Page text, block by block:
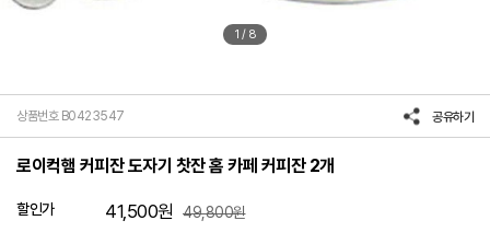
1 / 8
상품번호 B0423547 공유하기
로이컥햄 커피잔 도자기 찻잔 홈 카페 커피잔 2개
할인가 41,500원 49,800원